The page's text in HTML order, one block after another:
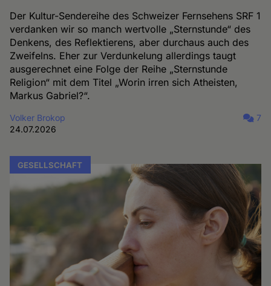
Der Kultur-Sendereihe des Schweizer Fernsehens SRF 1
verdanken wir so manch wertvolle „Sternstunde“ des
Denkens, des Reflektierens, aber durchaus auch des
Zweifelns. Eher zur Verdunkelung allerdings taugt
ausgerechnet eine Folge der Reihe „Sternstunde
Religion“ mit dem Titel „Worin irren sich Atheisten,
Markus Gabriel?“.
Volker Brokop
24.07.2026
7
GESELLSCHAFT